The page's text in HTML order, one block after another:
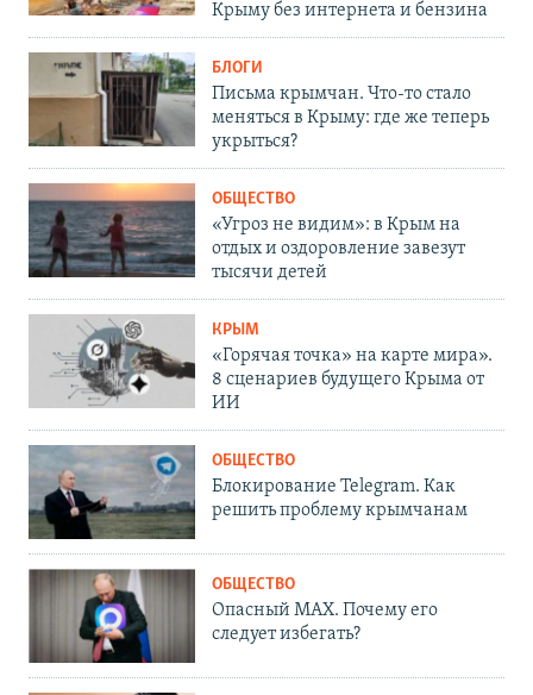
Крыму без интернета и бензина
БЛОГИ
Письма крымчан. Что-то стало
меняться в Крыму: где же теперь
укрыться?
ОБЩЕСТВО
«Угроз не видим»: в Крым на
отдых и оздоровление завезут
тысячи детей
КРЫМ
«Горячая точка» на карте мира».
8 сценариев будущего Крыма от
ИИ
ОБЩЕСТВО
Блокирование Telegram. Как
решить проблему крымчанам
ОБЩЕСТВО
Опасный MAX. Почему его
следует избегать?